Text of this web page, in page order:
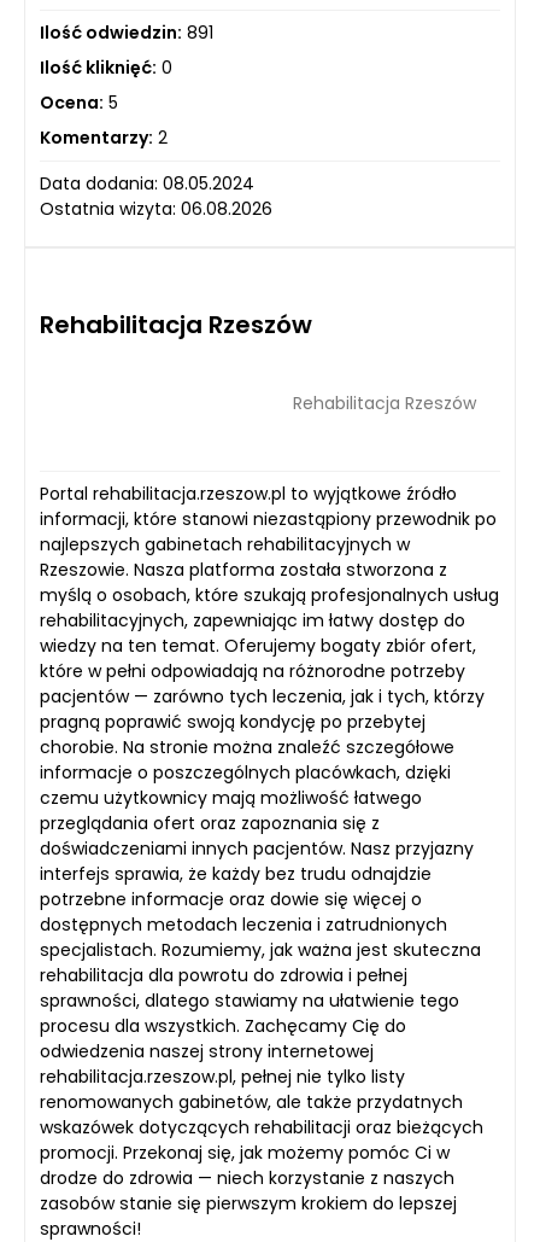
Ilość odwiedzin: 891
Ilość kliknięć: 0
Ocena: 5
Komentarzy: 2
Data dodania: 08.05.2024
Ostatnia wizyta: 06.08.2026
Rehabilitacja Rzeszów
Rehabilitacja Rzeszów
Portal rehabilitacja.rzeszow.pl to wyjątkowe źródło
informacji, które stanowi niezastąpiony przewodnik po
najlepszych gabinetach rehabilitacyjnych w
Rzeszowie. Nasza platforma została stworzona z
myślą o osobach, które szukają profesjonalnych usług
rehabilitacyjnych, zapewniając im łatwy dostęp do
wiedzy na ten temat. Oferujemy bogaty zbiór ofert,
które w pełni odpowiadają na różnorodne potrzeby
pacjentów — zarówno tych leczenia, jak i tych, którzy
pragną poprawić swoją kondycję po przebytej
chorobie. Na stronie można znaleźć szczegółowe
informacje o poszczególnych placówkach, dzięki
czemu użytkownicy mają możliwość łatwego
przeglądania ofert oraz zapoznania się z
doświadczeniami innych pacjentów. Nasz przyjazny
interfejs sprawia, że każdy bez trudu odnajdzie
potrzebne informacje oraz dowie się więcej o
dostępnych metodach leczenia i zatrudnionych
specjalistach. Rozumiemy, jak ważna jest skuteczna
rehabilitacja dla powrotu do zdrowia i pełnej
sprawności, dlatego stawiamy na ułatwienie tego
procesu dla wszystkich. Zachęcamy Cię do
odwiedzenia naszej strony internetowej
rehabilitacja.rzeszow.pl, pełnej nie tylko listy
renomowanych gabinetów, ale także przydatnych
wskazówek dotyczących rehabilitacji oraz bieżących
promocji. Przekonaj się, jak możemy pomóc Ci w
drodze do zdrowia — niech korzystanie z naszych
zasobów stanie się pierwszym krokiem do lepszej
sprawności!